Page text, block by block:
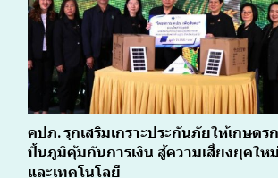
คปภ. รุกเสริมเกราะประกันภัยให้เกษตร
ปั้นภูมิคุ้มกันการเงิน สู้ความเสี่ยงยุคให
และเทคโนโลยี